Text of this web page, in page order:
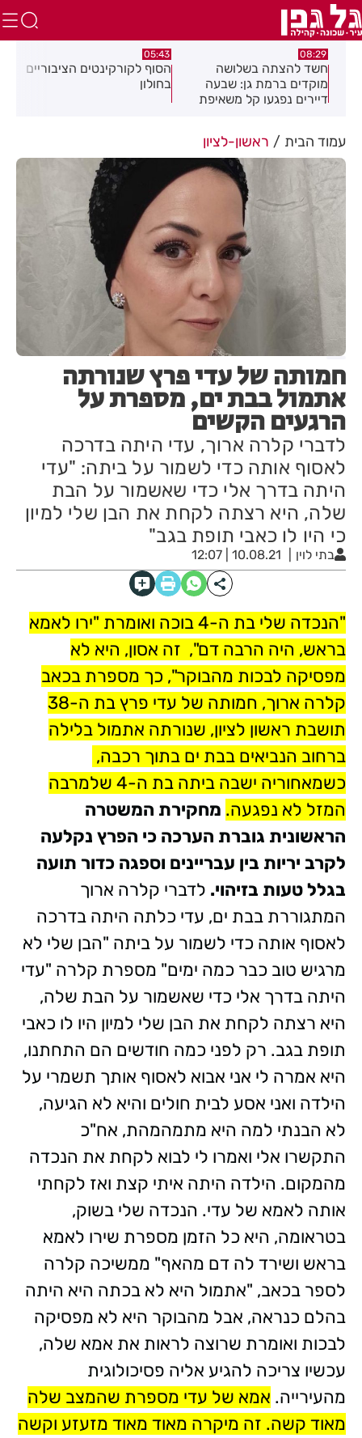
08:29
חשד להצתה בשלושה
מוקדים ברמת גן: שבעה
דיירים נפגעו קל משאיפת
05:43
הסוף לקורקינטים הציבוריים
בחולון
עמוד הבית ראשון-לציון
חמותה של עדי פרץ שנורתה
אתמול בבת ים, מספרת על
הרגעים הקשים
לדברי קלרה ארוך, עדי היתה בדרכה
לאסוף אותה כדי לשמור על ביתה: "עדי
היתה בדרך אלי כדי שאשמור על הבת
שלה, היא רצתה לקחת את הבן שלי למיון
כי היו לו כאבי תופת בגב"
בתי לוין 10.08.21 | 12:07
"הנכדה שלי בת ה-4 בוכה ואומרת "ירו לאמא
בראש, היה הרבה דם", זה אסון, היא לא
מפסיקה לבכות מהבוקר", כך מספרת בכאב
קלרה ארוך, חמותה של עדי פרץ בת ה-38
תושבת ראשון לציון, שנורתה אתמול בלילה
ברחוב הנביאים בבת ים בתוך רכבה,
כשמאחוריה ישבה ביתה בת ה-4 שלמרבה
המזל לא נפגעה. מחקירת המשטרה
הראשונית גוברת הערכה כי הפרץ נקלעה
לקרב יריות בין עבריינים וספגה כדור תועה
בגלל טעות בזיהוי. לדברי קלרה ארוך
המתגוררת בבת ים, עדי כלתה היתה בדרכה
לאסוף אותה כדי לשמור על ביתה "הבן שלי לא
מרגיש טוב כבר כמה ימים" מספרת קלרה "עדי
היתה בדרך אלי כדי שאשמור על הבת שלה,
היא רצתה לקחת את הבן שלי למיון היו לו כאבי
תופת בגב. רק לפני כמה חודשים הם התחתנו,
היא אמרה לי אני אבוא לאסוף אותך תשמרי על
הילדה ואני אסע לבית חולים והיא לא הגיעה,
לא הבנתי למה היא מתמהמהת, אח"כ
התקשרו אלי ואמרו לי לבוא לקחת את הנכדה
מהמקום. הילדה היתה איתי קצת ואז לקחתי
אותה לאמא של עדי. הנכדה שלי בשוק,
בטראומה, היא כל הזמן מספרת שירו לאמא
בראש ושירד לה דם מהאף" ממשיכה קלרה
לספר בכאב, "אתמול היא לא בכתה היא היתה
בהלם כנראה, אבל מהבוקר היא לא מפסיקה
לבכות ואומרת שרוצה לראות את אמא שלה,
עכשיו צריכה להגיע אליה פסיכולוגית
מהעירייה. אמא של עדי מספרת שהמצב שלה
מאוד קשה. זה מיקרה מאוד מאוד מזעזע וקשה